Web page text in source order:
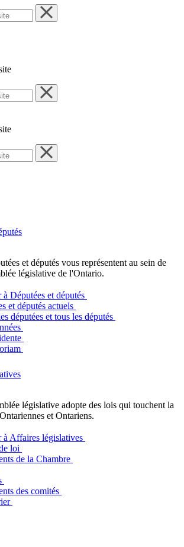
et députés vous représentent au sein de
législative de l'Ontario.
Députées et députés
et députés actuels
députées et tous les députés
législative adopte des lois qui touchent la
et Ontariens.
à Affaires législatives
loi
de la Chambre
des comités